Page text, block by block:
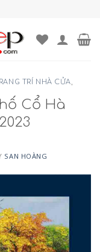
TRÍ NHÀ CỬA,
Cổ Hà
SAN HOÀNG